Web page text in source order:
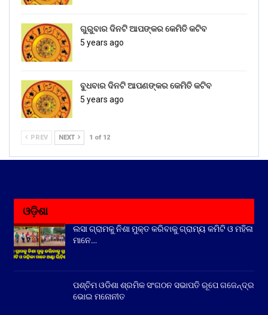
ଗୁରୁବାର ଦିନଟି ଆପଙ୍କର କେମିତି କଟିବ
5 years ago
ବୁଧବାର ଦିନଟି ଆପଣଙ୍କର କେମିତି କଟିବ
5 years ago
PREV NEXT 1 of 12
ଓଡ଼ିଶା
ଲସା ଗ୍ରାମକୁ ନିଶା ମୁକ୍ତ କରିବାକୁ ଗ୍ରାମ୍ୟ କମିଟି ଓ ମହିଳା
ମାନେ…
ପଶ୍ଚିମ ଓଡିଶା ଶ୍ରମିକ ସଂଗଠନ ସଭାପତି ରୂପେ ଗଜେନ୍ଦ୍ର
ଭୋଇ ମନୋନୀତ